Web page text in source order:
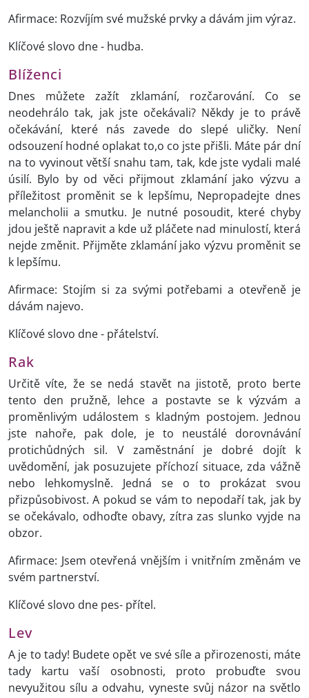
Afirmace: Rozvíjím své mužské prvky a dávám jim výraz.
Klíčové slovo dne - hudba.
Blíženci
Dnes můžete zažít zklamání, rozčarování. Co se
neodehrálo tak, jak jste očekávali? Někdy je to právě
očekávání, které nás zavede do slepé uličky. Není
odsouzení hodné oplakat to,o co jste přišli. Máte pár dní
na to vyvinout větší snahu tam, tak, kde jste vydali malé
úsilí. Bylo by od věci přijmout zklamání jako výzvu a
příležitost proměnit se k lepšímu, Nepropadejte dnes
melancholii a smutku. Je nutné posoudit, které chyby
jdou ještě napravit a kde už pláčete nad minulostí, která
nejde změnit. Přijměte zklamání jako výzvu proměnit se
k lepšímu.
Afirmace: Stojím si za svými potřebami a otevřeně je
dávám najevo.
Klíčové slovo dne - přátelství.
Rak
Určitě víte, že se nedá stavět na jistotě, proto berte
tento den pružně, lehce a postavte se k výzvám a
proměnlivým událostem s kladným postojem. Jednou
jste nahoře, pak dole, je to neustálé dorovnávání
protichůdných sil. V zaměstnání je dobré dojít k
uvědomění, jak posuzujete příchozí situace, zda vážně
nebo lehkomyslně. Jedná se o to prokázat svou
přizpůsobivost. A pokud se vám to nepodaří tak, jak by
se očekávalo, odhoďte obavy, zítra zas slunko vyjde na
obzor.
Afirmace: Jsem otevřená vnějším i vnitřním změnám ve
svém partnerství.
Klíčové slovo dne pes- přítel.
Lev
A je to tady! Budete opět ve své síle a přirozenosti, máte
tady kartu vaší osobnosti, proto probuďte svou
nevyužitou sílu a odvahu, vyneste svůj názor na světlo